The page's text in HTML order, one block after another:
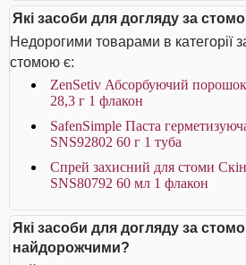
Які засоби для догляду за
Недорогими товарами в категорії
стомою є:
ZenSetiv Абсорбуючий
28,3 г 1 флакон
SafenSimple Паста
SNS92802 60 г 1 туба
Спрей захисний для стоми
SNS80792 60 мл 1 флакон
Які засоби для догляду за
найдорожчими?